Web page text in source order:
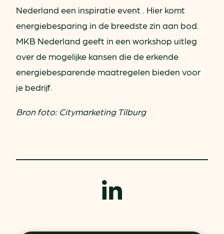
Nederland een inspiratie event . Hier komt
energiebesparing in de breedste zin aan bod.
MKB Nederland geeft in een workshop uitleg
over de mogelijke kansen die de erkende
energiebesparende maatregelen bieden voor
je bedrijf.
Bron foto: Citymarketing Tilburg